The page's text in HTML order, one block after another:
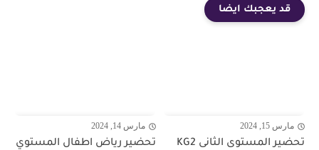
قد يعجبك ايضا
مارس 15, 2024
تحضير المستوى الثانى KG2
مارس 14, 2024
تحضير رياض اطفال المستوي